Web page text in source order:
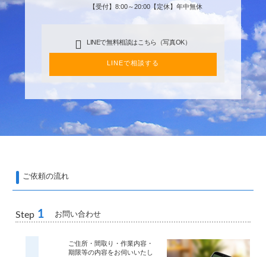
【受付】8:00～20:00【定休】年中無休
LINEで無料相談はこちら（写真OK）
LINEで相談する
ご依頼の流れ
Step 1 お問い合わせ
ご住所・間取り・作業内容・
期限等の内容をお伺いいたし